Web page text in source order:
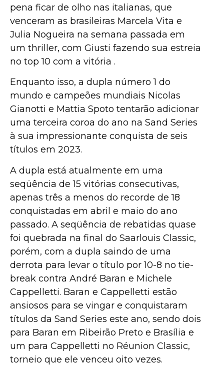
pena ficar de olho nas italianas, que
venceram as brasileiras Marcela Vita e
Julia Nogueira na semana passada em
um thriller, com Giusti fazendo sua estreia
no top 10 com a vitória .
Enquanto isso, a dupla número 1 do
mundo e campeões mundiais Nicolas
Gianotti e Mattia Spoto tentarão adicionar
uma terceira coroa do ano na Sand Series
à sua impressionante conquista de seis
títulos em 2023.
A dupla está atualmente em uma
seqüência de 15 vitórias consecutivas,
apenas três a menos do recorde de 18
conquistadas em abril e maio do ano
passado. A seqüência de rebatidas quase
foi quebrada na final do Saarlouis Classic,
porém, com a dupla saindo de uma
derrota para levar o título por 10-8 no tie-
break contra André Baran e Michele
Cappelletti. Baran e Cappelletti estão
ansiosos para se vingar e conquistaram
títulos da Sand Series este ano, sendo dois
para Baran em Ribeirão Preto e Brasília e
um para Cappelletti no Réunion Classic,
torneio que ele venceu oito vezes.